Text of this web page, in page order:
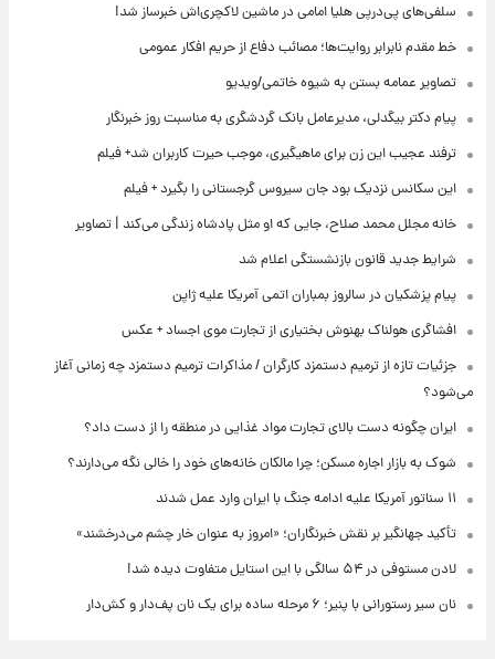
سلفی‌های پی‌درپی هلیا امامی در ماشین لاکچری‌اش خبرساز شد!
خط مقدم نابرابر روایت‌ها؛ مصائب دفاع از حریم افکار عمومی
تصاویر عمامه بستن به شیوه خاتمی/ویدیو
پیام دکتر بیگدلی، مدیرعامل بانک گردشگری به مناسبت روز خبرنگار
ترفند عجیب این زن برای ماهیگیری، موجب حیرت کاربران شد+ فیلم
این سکانس نزدیک بود جان سیروس گرجستانی را بگیرد + فیلم
خانه مجلل محمد صلاح، جایی که او مثل پادشاه زندگی می‌کند | تصاویر
شرایط جدید قانون بازنشستگی اعلام شد
پیام پزشکیان در سالروز بمباران اتمی آمریکا علیه ژاپن
افشاگری هولناک بهنوش بختیاری از تجارت موی اجساد + عکس
جزئیات تازه از ترمیم دستمزد کارگران / مذاکرات ترمیم دستمزد چه زمانی آغاز
می‌شود؟
ایران چگونه دست بالای تجارت مواد غذایی در منطقه را از دست داد؟
شوک به بازار اجاره مسکن؛ چرا مالکان خانه‌های خود را خالی نگه می‌دارند؟
۱۱ سناتور آمریکا علیه ادامه جنگ با ایران وارد عمل شدند
تأکید جهانگیر بر نقش خبرنگاران؛ «امروز به عنوان خار چشم می‌درخشند»
لادن مستوفی در ۵۴ سالگی با این استایل متفاوت دیده شد!
نان سیر رستورانی با پنیر؛ ۶ مرحله ساده برای یک نان پف‌دار و کش‌دار